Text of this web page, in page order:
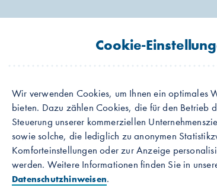
Cookie-
Wir verwenden Cookies, um Ihnen ein optimales
bieten. Dazu zählen Cookies, die für den Betrieb
Steuerung unserer kommerziellen
sowie solche, die lediglich zu anonymen
Komforteinstellungen oder zur Anzeige
werden. Weitere Informationen finden Sie in
Datenschutzhinweisen.
Internet Energielösungen
Mein Portal Aktuelles Karriere